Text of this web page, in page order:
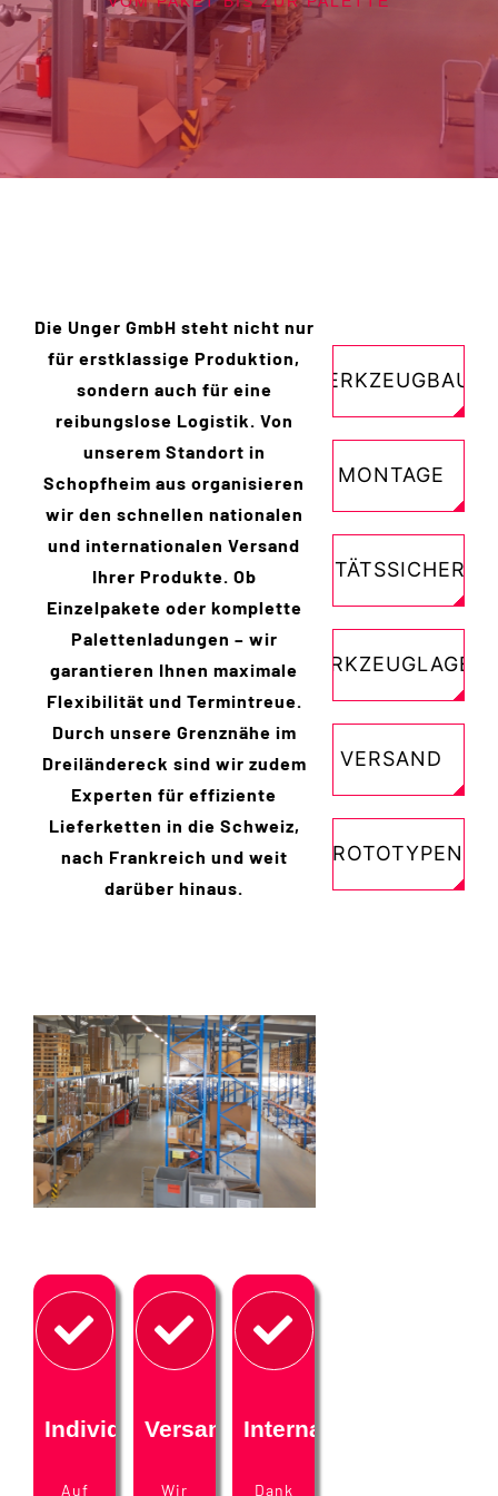
Die Unger GmbH steht nicht nur
für erstklassige Produktion,
sondern auch für eine
reibungslose Logistik. Von
unserem Standort in
Schopfheim aus organisieren
wir den schnellen nationalen
und internationalen Versand
Ihrer Produkte. Ob
Einzelpakete oder komplette
Palettenladungen – wir
garantieren Ihnen maximale
Flexibilität und Termintreue.
Durch unsere Grenznähe im
Dreiländereck sind wir zudem
Experten für effiziente
Lieferketten in die Schweiz,
nach Frankreich und weit
darüber hinaus.
WERKZEUGBAU
MONTAGE
WERKZEUGLAGER
VERSAND
PROTOTYPEN
Individuell
Auf
Versand
Wir
International
Dank